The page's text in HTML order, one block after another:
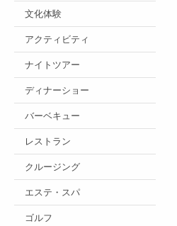
文化体験
アクティビティ
ナイトツアー
ディナーショー
バーベキュー
レストラン
クルージング
エステ・スパ
ゴルフ